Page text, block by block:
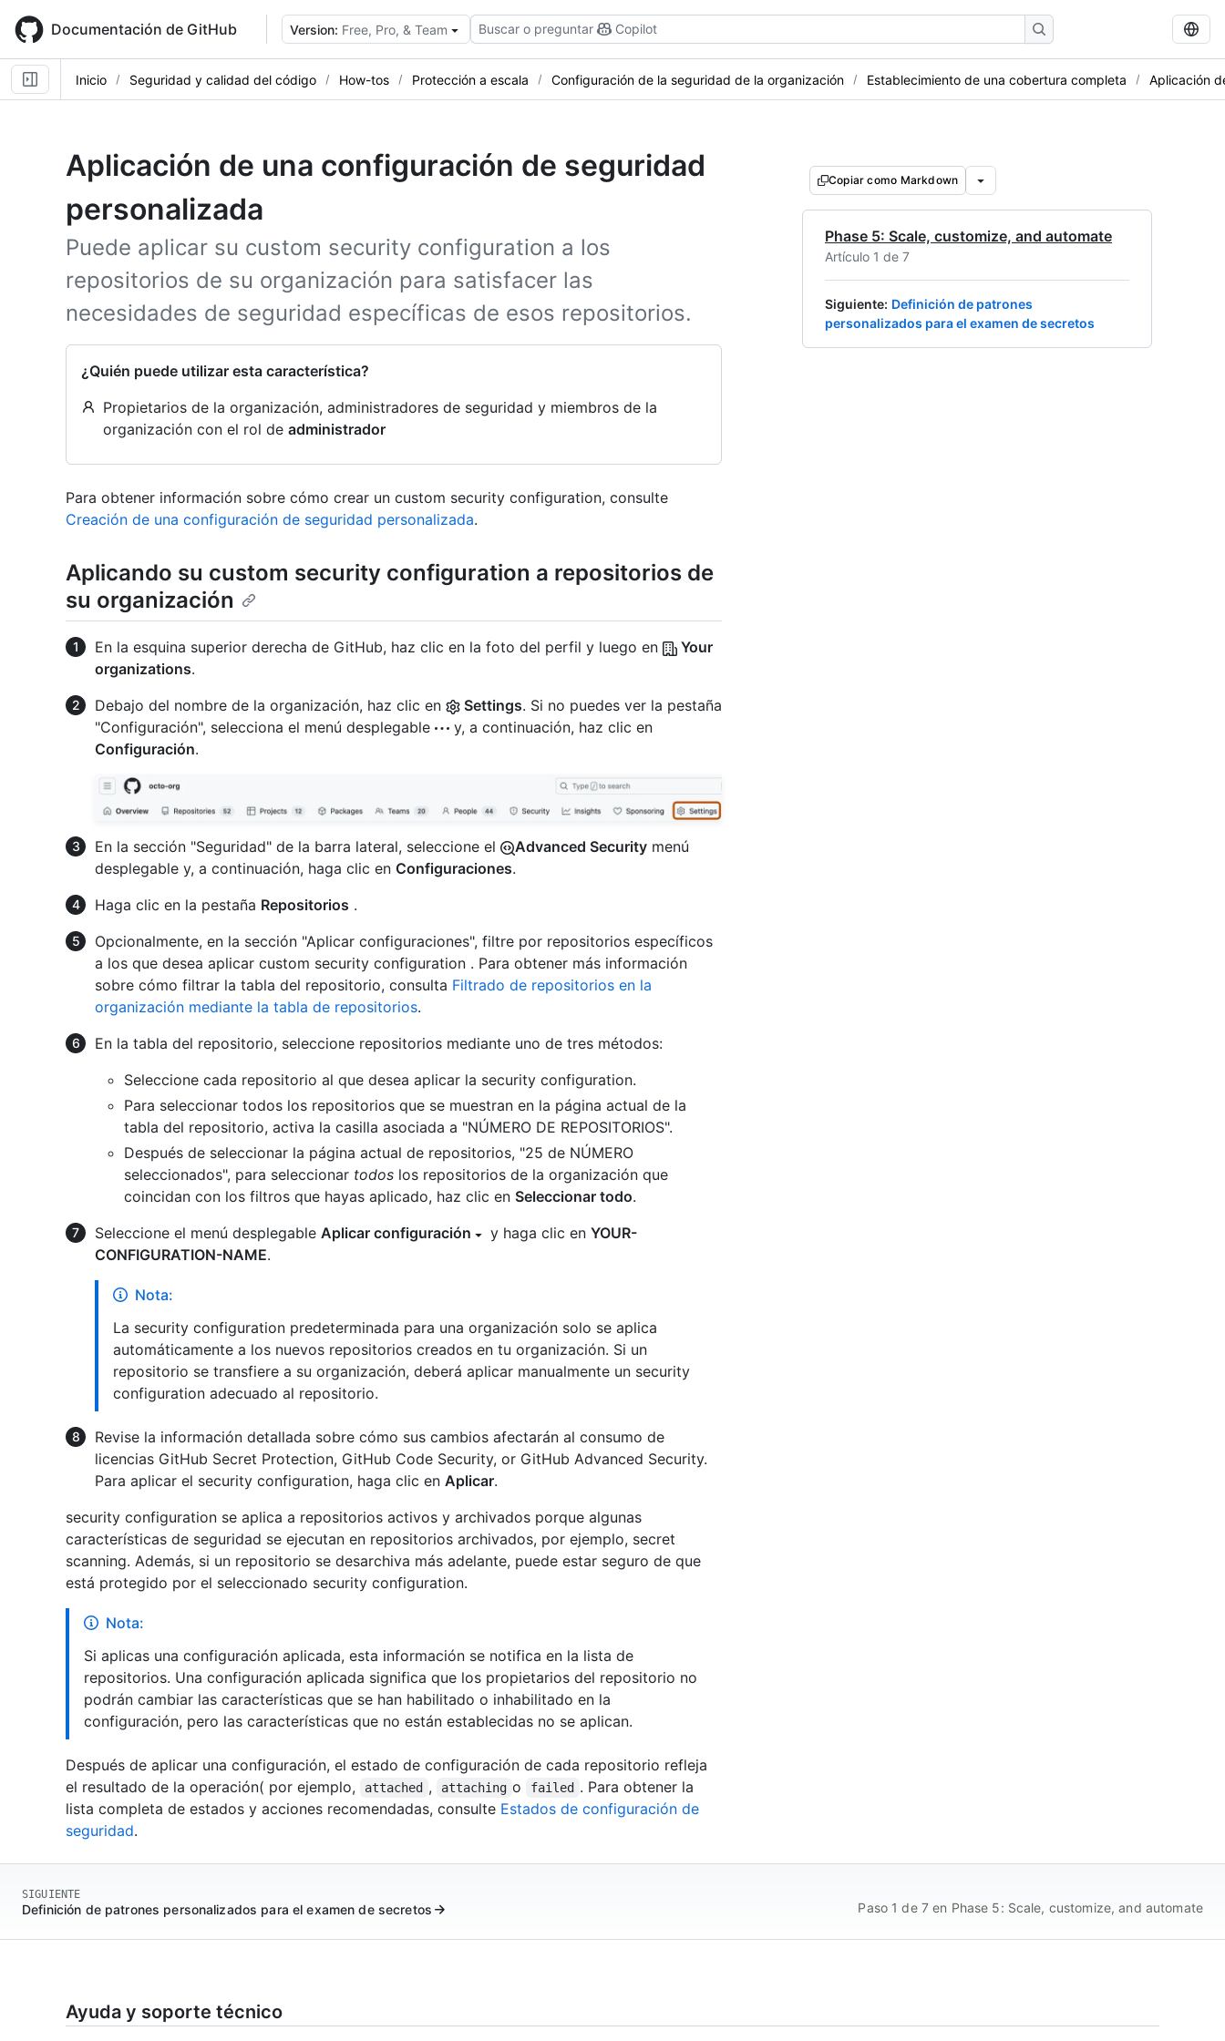
main
content
Documentación de GitHub Version: Free, Pro, & Team Buscar o preguntar Copilot
Inicio Seguridad y calidad del código How-tos Protección a escala Configuración de la seguridad de la organización Establecimiento de una cobertura completa Aplicación
Aplicación de una configuración de seguridad
personalizada
Puede aplicar su custom security configuration a los
repositorios de su organización para satisfacer las
necesidades de seguridad específicas de esos repositorios.
¿Quién puede utilizar esta característica?
Propietarios de la organización, administradores de seguridad y miembros de la
organización con el rol de administrador
Copiar como Markdown
Phase 5: Scale, customize, and automate
Artículo 1 de 7
Siguiente: Definición de patrones
personalizados para el examen de secretos
Para obtener información sobre cómo crear un custom security configuration, consulte
Creación de una configuración de seguridad personalizada.
Aplicando su custom security configuration a repositorios de
su organización
En la esquina superior derecha de GitHub, haz clic en la foto del perfil y luego en
Your
organizations.
Debajo del nombre de la organización, haz clic en
Settings. Si no puedes ver la pestaña
"Configuración", selecciona el menú desplegable
y, a continuación, haz clic en
Configuración.
En la sección "Seguridad" de la barra lateral, seleccione el Advanced Security menú
desplegable y, a continuación, haga clic en Configuraciones.
Haga clic en la pestaña Repositorios .
Opcionalmente, en la sección "Aplicar configuraciones", filtre por repositorios específicos
a los que desea aplicar custom security configuration . Para obtener más información
sobre cómo filtrar la tabla del repositorio, consulta Filtrado de repositorios en la
organización mediante la tabla de repositorios.
En la tabla del repositorio, seleccione repositorios mediante uno de tres métodos:
Seleccione cada repositorio al que desea aplicar la security configuration.
Para seleccionar todos los repositorios que se muestran en la página actual de la
tabla del repositorio, activa la casilla asociada a "NÚMERO DE REPOSITORIOS".
Después de seleccionar la página actual de repositorios, "25 de NÚMERO
seleccionados", para seleccionar todos los repositorios de la organización que
coincidan con los filtros que hayas aplicado, haz clic en Seleccionar todo.
Seleccione el menú desplegable Aplicar configuración y haga clic en YOUR-
CONFIGURATION-NAME.
Nota:
La security configuration predeterminada para una organización solo se aplica
automáticamente a los nuevos repositorios creados en tu organización. Si un
repositorio se transfiere a su organización, deberá aplicar manualmente un security
configuration adecuado al repositorio.
Revise la información detallada sobre cómo sus cambios afectarán al consumo de
licencias GitHub Secret Protection, GitHub Code Security, or GitHub Advanced Security.
Para aplicar el security configuration, haga clic en Aplicar.
security configuration se aplica a repositorios activos y archivados porque algunas
características de seguridad se ejecutan en repositorios archivados, por ejemplo, secret
scanning. Además, si un repositorio se desarchiva más adelante, puede estar seguro de que
está protegido por el seleccionado security configuration.
Nota:
Si aplicas una configuración aplicada, esta información se notifica en la lista de
repositorios. Una configuración aplicada significa que los propietarios del repositorio no
podrán cambiar las características que se han habilitado o inhabilitado en la
configuración, pero las características que no están establecidas no se aplican.
Después de aplicar una configuración, el estado de configuración de cada repositorio refleja
el resultado de la operación( por ejemplo,
attached , attaching o failed . Para obtener la
lista completa de estados y acciones recomendadas, consulte Estados de configuración de
seguridad.
SIGUIENTE
Definición de patrones personalizados para el examen de secretos Paso 1 de 7 en Phase 5: Scale, customize, and automate
Ayuda y soporte técnico